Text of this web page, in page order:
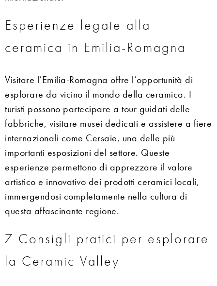
Esperienze legate alla
ceramica in Emilia-Romagna
Visitare l’Emilia-Romagna offre l’opportunità di
esplorare da vicino il mondo della ceramica. I
turisti possono partecipare a tour guidati delle
fabbriche, visitare musei dedicati e assistere a fiere
internazionali come Cersaie, una delle più
importanti esposizioni del settore. Queste
esperienze permettono di apprezzare il valore
artistico e innovativo dei prodotti ceramici locali,
immergendosi completamente nella cultura di
questa affascinante regione.
7 Consigli pratici per esplorare
la Ceramic Valley